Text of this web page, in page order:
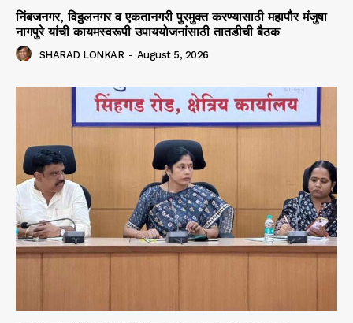
निंबजनगर, विठ्ठलनगर व एकतानगरी पुरमुक्त करण्यासाठी महापौर मंजुषा
नागपुरे यांची कायमस्वरूपी उपाययोजनांसाठी तातडीची बैठक
SHARAD LONKAR - August 5, 2026